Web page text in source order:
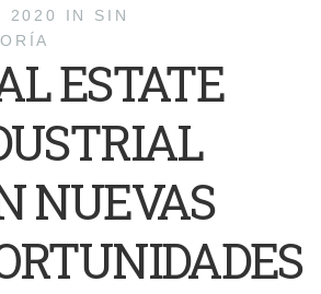
2020 IN
SIN
ESTATE
NUEVAS